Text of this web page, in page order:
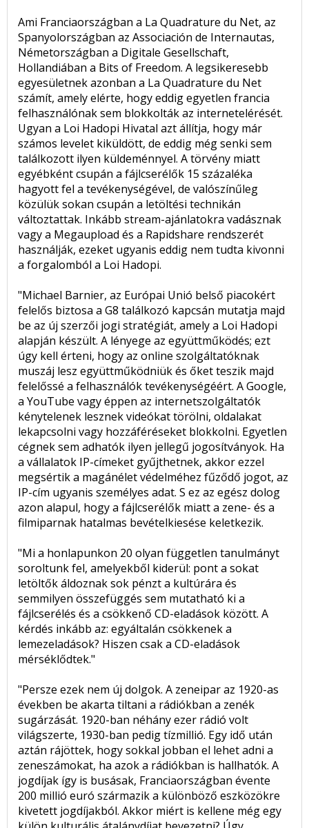
Ami Franciaországban a La Quadrature du Net, az
Spanyolországban az Associación de Internautas,
Németországban a Digitale Gesellschaft,
Hollandiában a Bits of Freedom. A legsikeresebb
egyesületnek azonban a La Quadrature du Net
számít, amely elérte, hogy eddig egyetlen francia
felhasználónak sem blokkolták az internetelérését.
Ugyan a Loi Hadopi Hivatal azt állítja, hogy már
számos levelet kiküldött, de eddig még senki sem
találkozott ilyen küldeménnyel. A törvény miatt
egyébként csupán a fájlcserélők 15 százaléka
hagyott fel a tevékenységével, de valószínűleg
közülük sokan csupán a letöltési technikán
változtattak. Inkább stream-ajánlatokra vadásznak
vagy a Megaupload és a Rapidshare rendszerét
használják, ezeket ugyanis eddig nem tudta kivonni
a forgalomból a Loi Hadopi.
"Michael Barnier, az Európai Unió belső piacokért
felelős biztosa a G8 találkozó kapcsán mutatja majd
be az új szerzői jogi stratégiát, amely a Loi Hadopi
alapján készült. A lényege az együttműködés; ezt
úgy kell érteni, hogy az online szolgáltatóknak
muszáj lesz együttműködniük és őket teszik majd
felelőssé a felhasználók tevékenységéért. A Google,
a YouTube vagy éppen az internetszolgáltatók
kénytelenek lesznek videókat törölni, oldalakat
lekapcsolni vagy hozzáféréseket blokkolni. Egyetlen
cégnek sem adhatók ilyen jellegű jogosítványok. Ha
a vállalatok IP-címeket gyűjthetnek, akkor ezzel
megsértik a magánélet védelméhez fűződő jogot, az
IP-cím ugyanis személyes adat. S ez az egész dolog
azon alapul, hogy a fájlcserélők miatt a zene- és a
filmiparnak hatalmas bevételkiesése keletkezik.
"Mi a honlapunkon 20 olyan független tanulmányt
soroltunk fel, amelyekből kiderül: pont a sokat
letöltők áldoznak sok pénzt a kultúrára és
semmilyen összefüggés sem mutatható ki a
fájlcserélés és a csökkenő CD-eladások között. A
kérdés inkább az: egyáltalán csökkenek a
lemezeladások? Hiszen csak a CD-eladások
mérséklődtek."
"Persze ezek nem új dolgok. A zeneipar az 1920-as
években be akarta tiltani a rádiókban a zenék
sugárzását. 1920-ban néhány ezer rádió volt
világszerte, 1930-ban pedig tízmillió. Egy idő után
aztán rájöttek, hogy sokkal jobban el lehet adni a
zeneszámokat, ha azok a rádiókban is hallhatók. A
jogdíjak így is busásak, Franciaországban évente
200 millió euró származik a különböző eszközökre
kivetett jogdíjakból. Akkor miért is kellene még egy